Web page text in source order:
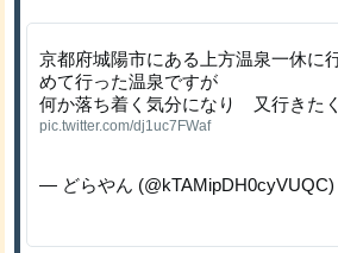
京都府城陽市にある上方温泉一休に
めて行った温泉ですが
何か落ち着く気分になり 又行きた
pic.twitter.com/dj1uc7FWaf
— どらやん (@kTAMipDH0cyVUQC)